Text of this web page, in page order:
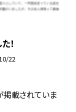
！
22
載されていま